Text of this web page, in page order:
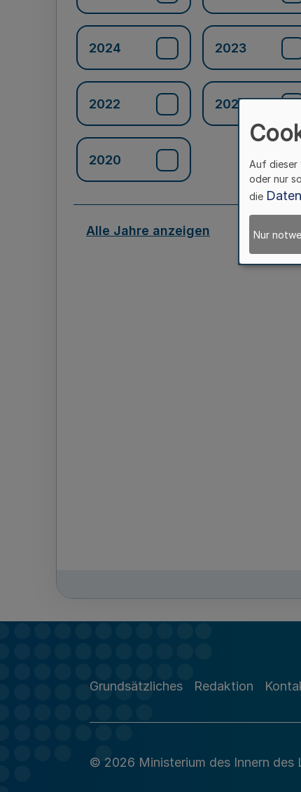
2024 2023
2022 2021
2020
Alle Jahre anzeigen
Grundsätzliches Redaktion
© 2026 Ministerium des Innern des
Auf dieser
oder nur
die
Nur